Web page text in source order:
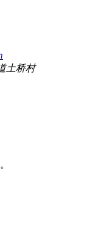
土桥村